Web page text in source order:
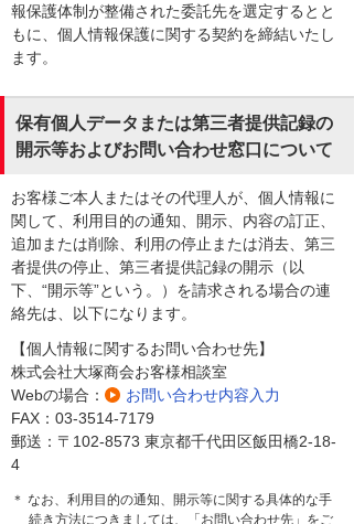
報保護体制が整備された委託先を選定するとと
もに、個人情報保護に関する契約を締結いたし
ます。
保有個人データまたは第三者提供記録の
開示等およびお問い合わせ窓口について
お客様ご本人またはその代理人が、個人情報に
関して、利用目的の通知、開示、内容の訂正、
追加または削除、利用の停止または消去、第三
者提供の停止、第三者提供記録の開示（以
下、“開示等”という。）を請求される場合の連
絡先は、以下になります。
【個人情報に関するお問い合わせ先】
株式会社大塚商会お客様相談室
Webの場合：
お問い合わせ内容入力
FAX：03-3514-7179
郵送：〒102-8573 東京都千代田区飯田橋2-18-
4
＊ なお、利用目的の通知、開示等に関する具体的な手
続き方法につきましては、「お問い合わせ先」をご